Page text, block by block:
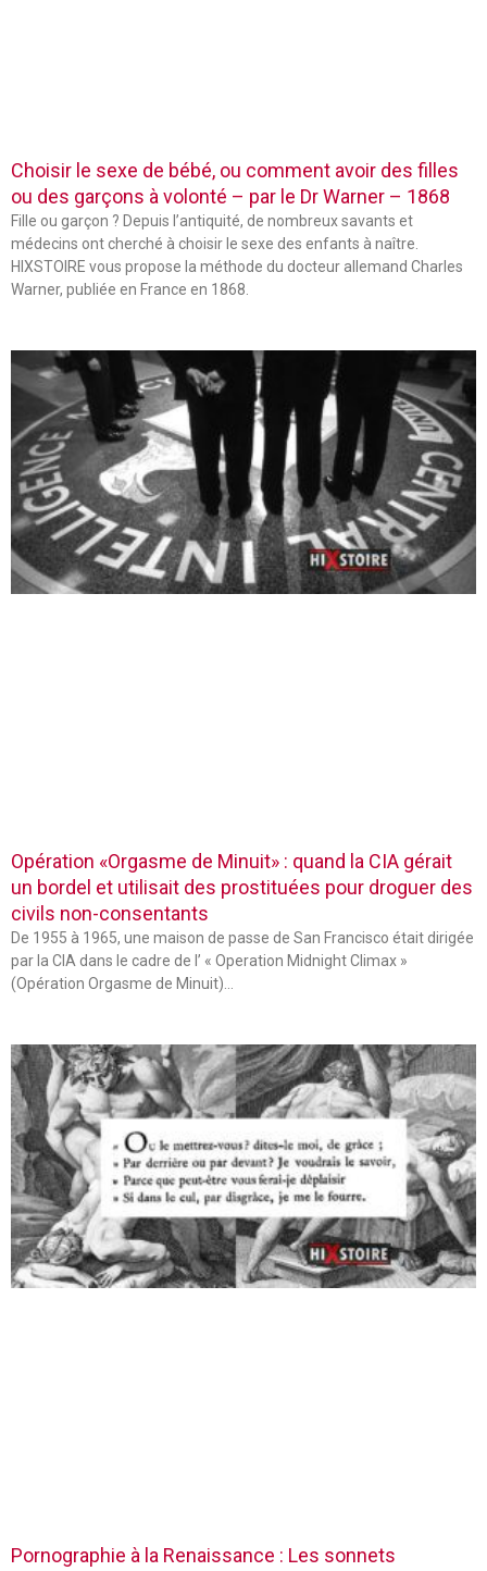
Choisir le sexe de bébé, ou comment avoir des filles
ou des garçons à volonté – par le Dr Warner – 1868
Fille ou garçon ? Depuis l’antiquité, de nombreux savants et
médecins ont cherché à choisir le sexe des enfants à naître.
HIXSTOIRE vous propose la méthode du docteur allemand Charles
Warner, publiée en France en 1868.
Opération «Orgasme de Minuit» : quand la CIA gérait
un bordel et utilisait des prostituées pour droguer des
civils non-consentants
De 1955 à 1965, une maison de passe de San Francisco était dirigée
par la CIA dans le cadre de l’ « Operation Midnight Climax »
(Opération Orgasme de Minuit)…
Pornographie à la Renaissance : Les sonnets